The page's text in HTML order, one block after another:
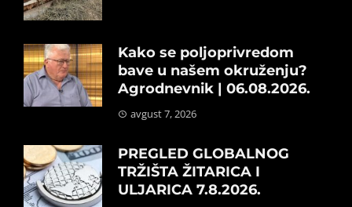
Kako se poljoprivredom
bave u našem okruženju?
Agrodnevnik | 06.08.2026.
avgust 7, 2026
PREGLED GLOBALNOG
TRŽIŠTA ŽITARICA I
ULJARICA 7.8.2026.